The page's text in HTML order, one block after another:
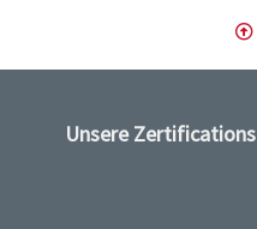
Unsere Zertifications